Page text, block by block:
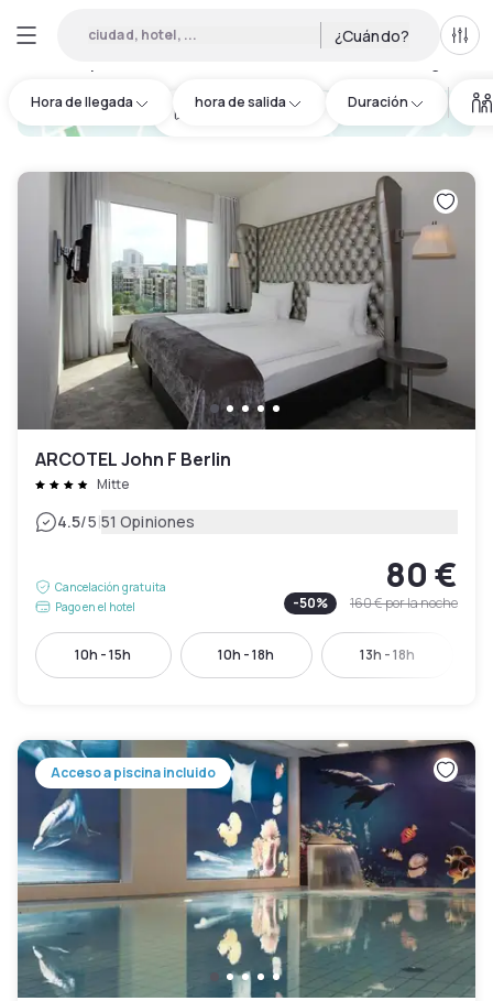
ciudad, hotel, ... ¿Cuándo?
Hora de llegada hora de salida Duración
33
hotel.cta.view_map
ARCOTEL John F Berlin
Mitte
4.5/5|51 Opiniones
Cancelación gratuita
Pago en el hotel
80 €
-50% 160 €por la noche
10h - 15h 10h - 18h 13h - 18h
Acceso a piscina incluido